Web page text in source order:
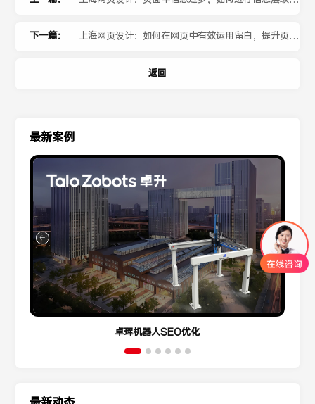
分？
下一篇： 上海网页设计：如何在网页中有效运用留白，提升页面
返回
最新案例
卓珲机器人SEO优化